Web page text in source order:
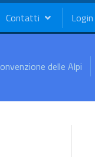
Contatti Login
delle Alpi